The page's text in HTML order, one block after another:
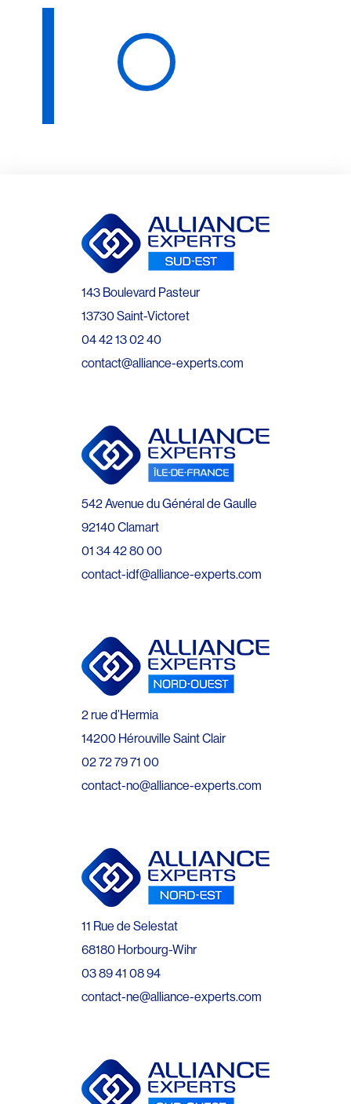
143 Boulevard Pasteur
13730 Saint-Victoret
04 42 13 02 40
contact@alliance-experts.com
542 Avenue du Général de Gaulle
92140 Clamart
01 34 42 80 00
contact-idf@alliance-experts.com
2 rue d’Hermia
14200 Hérouville Saint Clair
02 72 79 71 00
contact-no@alliance-experts.com
11 Rue de Selestat
68180 Horbourg-Wihr
03 89 41 08 94
contact-ne@alliance-experts.com